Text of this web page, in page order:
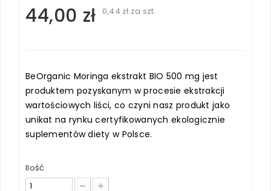
44,00 zł 0,44 zł za szt.
BeOrganic Moringa ekstrakt BIO 500 mg jest
produktem pozyskanym w procesie ekstrakcji
wartościowych liści, co czyni nasz produkt jako
unikat na rynku certyfikowanych ekologicznie
suplementów diety w Polsce.
Ilość